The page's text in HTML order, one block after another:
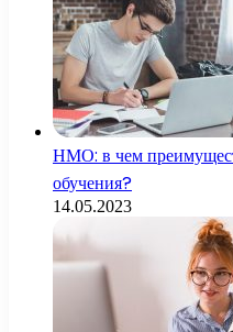
НМО: в чем
обучения?
14.05.2023